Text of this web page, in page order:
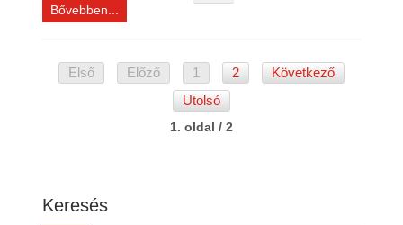
Bővebben...
Első Előző 1 2
Következő
Utolsó
1. oldal / 2
Keresés